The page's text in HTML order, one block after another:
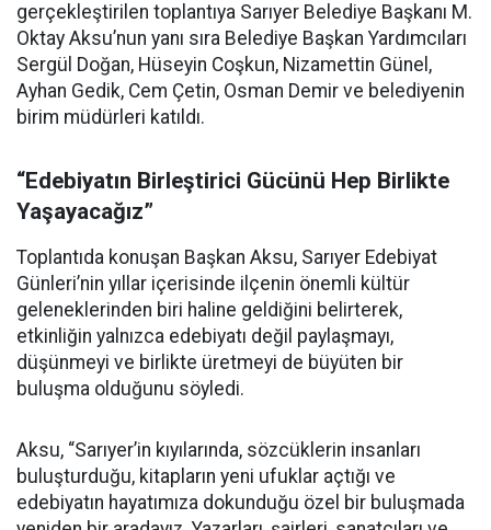
gerçekleştirilen toplantıya Sarıyer Belediye Başkanı M.
Oktay Aksu’nun yanı sıra Belediye Başkan Yardımcıları
Sergül Doğan, Hüseyin Coşkun, Nizamettin Günel,
Ayhan Gedik, Cem Çetin, Osman Demir ve belediyenin
birim müdürleri katıldı.
“Edebiyatın Birleştirici Gücünü Hep Birlikte
Yaşayacağız”
Toplantıda konuşan Başkan Aksu, Sarıyer Edebiyat
Günleri’nin yıllar içerisinde ilçenin önemli kültür
geleneklerinden biri haline geldiğini belirterek,
etkinliğin yalnızca edebiyatı değil paylaşmayı,
düşünmeyi ve birlikte üretmeyi de büyüten bir
buluşma olduğunu söyledi.
Aksu, “Sarıyer’in kıyılarında, sözcüklerin insanları
buluşturduğu, kitapların yeni ufuklar açtığı ve
edebiyatın hayatımıza dokunduğu özel bir buluşmada